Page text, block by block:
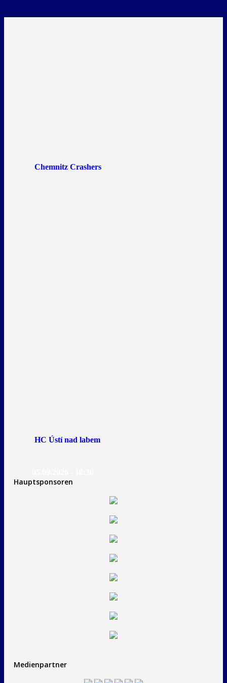
Chemnitz Crashers
HC Ústí nad labem
Hauptsponsoren
Medienpartner